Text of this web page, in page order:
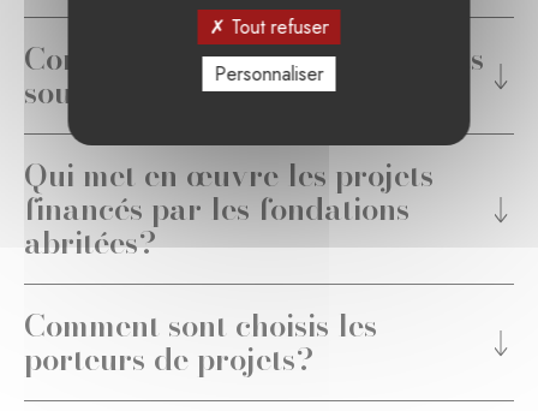
Comment sont choisis les projets
soutenus?
Qui met en œuvre les projets
financés par les fondations
abritées?
Comment sont choisis les
porteurs de projets?
Tout refuser
Personnaliser